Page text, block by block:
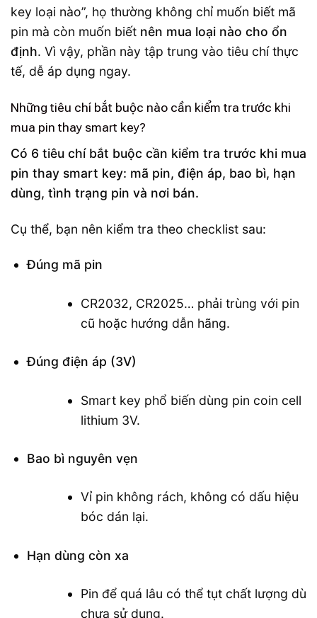
key loại nào”, họ thường không chỉ muốn biết mã
pin mà còn muốn biết nên mua loại nào cho ổn
định. Vì vậy, phần này tập trung vào tiêu chí thực
tế, dễ áp dụng ngay.
Những tiêu chí bắt buộc nào cần kiểm tra trước khi
mua pin thay smart key?
Có 6 tiêu chí bắt buộc cần kiểm tra trước khi mua
pin thay smart key: mã pin, điện áp, bao bì, hạn
dùng, tình trạng pin và nơi bán.
Cụ thể, bạn nên kiểm tra theo checklist sau:
Đúng mã pin
CR2032, CR2025… phải trùng với pin
cũ hoặc hướng dẫn hãng.
Đúng điện áp (3V)
Smart key phổ biến dùng pin coin cell
lithium 3V.
Bao bì nguyên vẹn
Vỉ pin không rách, không có dấu hiệu
bóc dán lại.
Hạn dùng còn xa
Pin để quá lâu có thể tụt chất lượng dù
chưa sử dụng.